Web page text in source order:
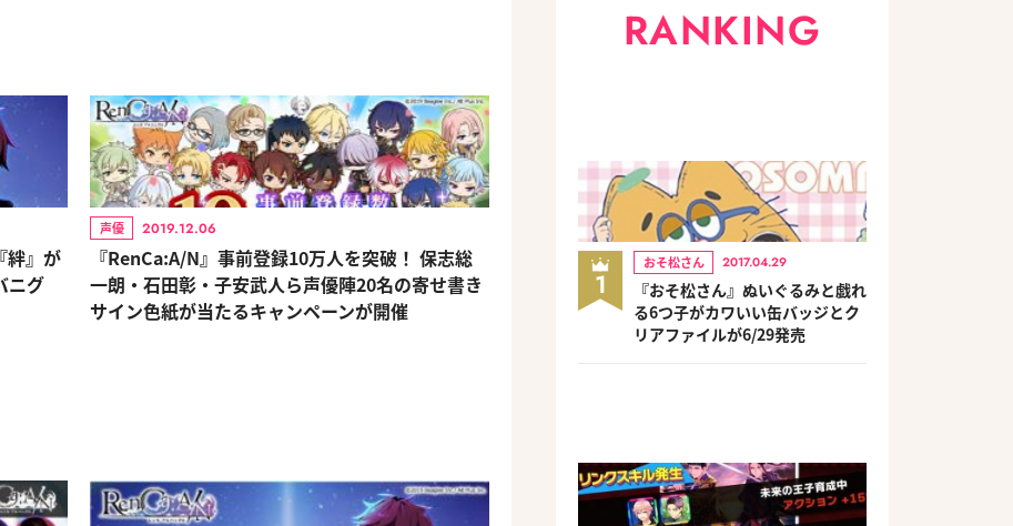
絆』が
ニグ
声優 2019.12.06
『RenCa:A/N』事前登録10万人を突破！ 保志総
一朗・石田彰・子安武人ら声優陣20名の寄せ書き
サイン色紙が当たるキャンペーンが開催
RANKING
1
おそ松さん 2017.04.29
『おそ松さん』ぬいぐるみと戯れ
る6つ子がカワいい缶バッジとク
リアファイルが6/29発売